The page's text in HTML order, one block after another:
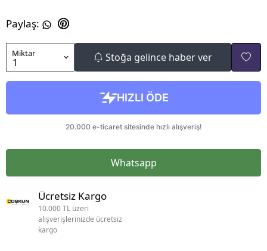
Paylaş:
Miktar Stoğa gelince haber ver
Whatsapp
Ücretsiz Kargo
10.000 TL üzeri
alışverişlerinizde ücretsiz
kargo